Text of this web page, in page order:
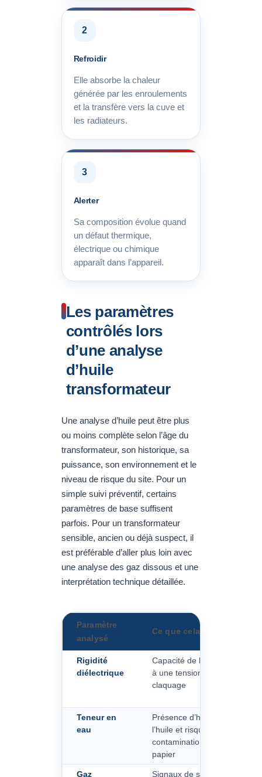
2
Refroidir
Elle absorbe la chaleur
générée par les enroulements
et la transfère vers la cuve et
les radiateurs.
3
Alerter
Sa composition évolue quand
un défaut thermique,
électrique ou chimique
apparaît dans l’appareil.
Les paramètres
contrôlés lors
d’une analyse
d’huile
transformateur
Une analyse d’huile peut être plus
ou moins complète selon l’âge du
transformateur, son historique, sa
puissance, son environnement et le
niveau de risque du site. Pour un
simple suivi préventif, certains
paramètres de base suffisent
parfois. Pour un transformateur
sensible, ancien ou déjà suspect, il
est préférable d’aller plus loin avec
une analyse des gaz dissous et une
interprétation technique détaillée.
Paramètre
analysé
Ce que cela indique
Rigidité
diélectrique
Capacité de l’huile à résister
à une tension électrique sans
claquage
Teneur en
eau
Présence d’humidité dans
l’huile et risque de
contamination des isolants
papier
Gaz Signaux de surchauffe,